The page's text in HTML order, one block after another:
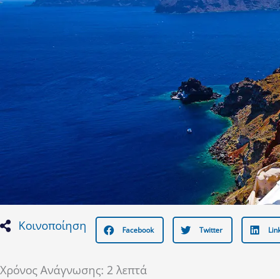
Κοινοποίηση Facebook Twitter
Χρόνος Ανάγνωσης: 2 λεπτά